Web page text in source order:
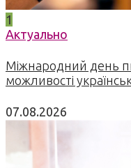
1
Актуально
Міжнародний день
можливості
07.08.2026